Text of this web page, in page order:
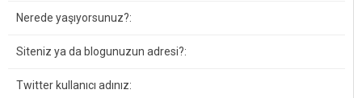
Nerede yaşıyorsunuz?:
Siteniz ya da blogunuzun adresi?:
Twitter kullanıcı adınız: